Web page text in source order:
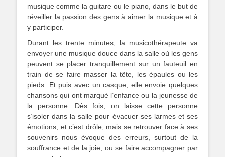
musique comme la guitare ou le piano, dans le but de
réveiller la passion des gens à aimer la musique et à
y participer.
Durant les trente minutes, la musicothérapeute va
envoyer une musique douce dans la salle où les gens
peuvent se placer tranquillement sur un fauteuil en
train de se faire masser la tête, les épaules ou les
pieds. Et puis avec un casque, elle envoie quelques
chansons qui ont marqué l’enfance ou la jeunesse de
la personne. Dès fois, on laisse cette personne
s’isoler dans la salle pour évacuer ses larmes et ses
émotions, et c’est drôle, mais se retrouver face à ses
souvenirs nous évoque des erreurs, surtout de la
souffrance et de la joie, ou se faire accompagner par